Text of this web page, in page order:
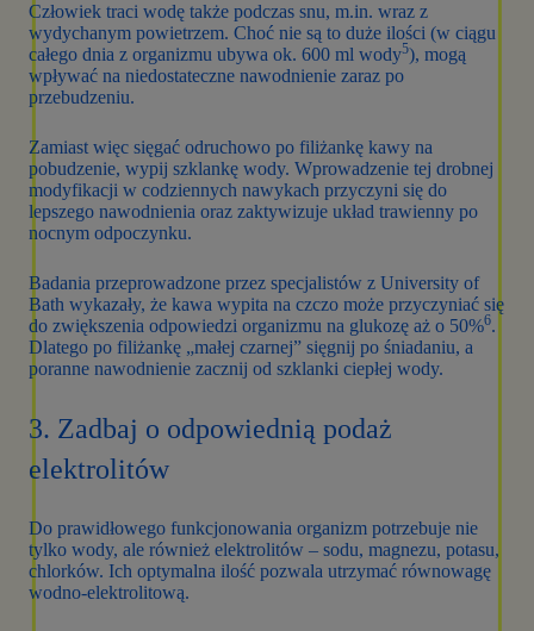
Człowiek traci wodę także podczas snu, m.in. wraz z
wydychanym powietrzem. Choć nie są to duże ilości (w ciągu
całego dnia z organizmu ubywa ok. 600 ml wody5), mogą
wpływać na niedostateczne nawodnienie zaraz po
przebudzeniu.
Zamiast więc sięgać odruchowo po filiżankę kawy na
pobudzenie, wypij szklankę wody. Wprowadzenie tej drobnej
modyfikacji w codziennych nawykach przyczyni się do
lepszego nawodnienia oraz zaktywizuje układ trawienny po
nocnym odpoczynku.
Badania przeprowadzone przez specjalistów z University of
Bath wykazały, że kawa wypita na czczo może przyczyniać się
do zwiększenia odpowiedzi organizmu na glukozę aż o 50%6.
Dlatego po filiżankę „małej czarnej” sięgnij po śniadaniu, a
poranne nawodnienie zacznij od szklanki ciepłej wody.
3. Zadbaj o odpowiednią podaż
elektrolitów
Do prawidłowego funkcjonowania organizm potrzebuje nie
tylko wody, ale również elektrolitów – sodu, magnezu, potasu,
chlorków. Ich optymalna ilość pozwala utrzymać równowagę
wodno-elektrolitową.